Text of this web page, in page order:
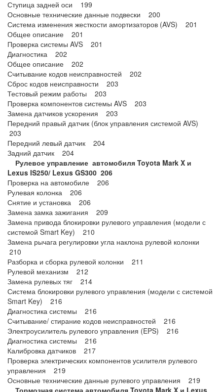
Ступица задней оси 199
Основные технические данные подвески 200
Система изменения жесткости амортизаторов (AVS) 201
Общее описание 201
Проверка системы AVS 201
Диагностика 202
Общее описание 202
Считывание кодов неисправностей 202
Сброс кодов неисправности 203
Тестовый режим работы 203
Проверка компонентов системы AVS 203
Замена датчиков ускорения 203
Передний правый датчик (блок управления системой AVS)
203
Передний левый датчик 204
Задний датчик 204
Рулевое управление автомобиля Toyota Mark X и
Lexus IS250/ Lexus GS300 206
Проверка на автомобиле 206
Рулевая колонка 206
Снятие и установка 206
Замена замка зажигания 209
Замена привода блокировки рулевого управления (модели с
системой Smart Key) 210
Замена рычага регулировки угла наклона рулевой колонки
210
Разборка и сборка рулевой колонки 211
Рулевой механизм 212
Замена рулевых тяг 214
Система блокировки рулевого управления (модели с системой
Smart Key) 216
Диагностика системы 216
Считывание/ стирание кодов неисправностей 216
Электроусилитель рулевого управления (EPS) 216
Диагностика системы 216
Калибровка датчиков 217
Проверка электрических компонентов усилителя рулевого
управления 219
Основные технические данные рулевого управления 219
Тормозная система автомобиля Toyota Mark X и Lexus